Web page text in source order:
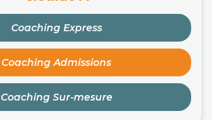
Coaching Express
Coaching Admissions
Coaching Sur-mesure